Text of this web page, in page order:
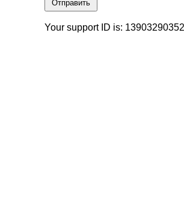
Отправить
Your support ID is: